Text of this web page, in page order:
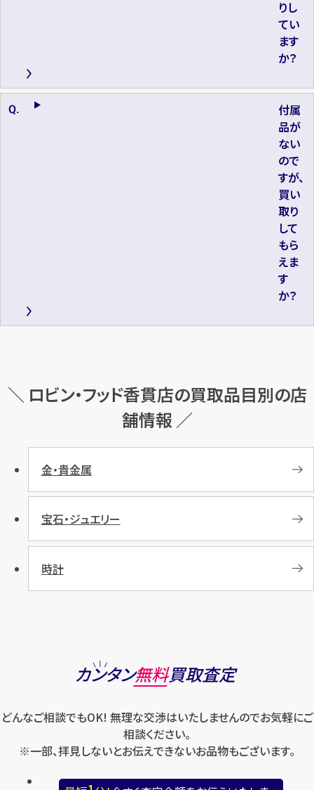
りし
てい
ます
か？
付属
品が
ない
ので
すが、
買い
取り
して
もら
えま
す
か？
＼ ロビン・フッド香貫店の買取品目別の店
舗情報 ／
金・貴金属
宝石・ジュエリー
時計
カンタン無料買取査定
どんなご相談でもOK! 無理な交渉はいたしませんのでお気軽にご
相談ください。
※一部、拝見しないとお伝えできないお品物もございます。